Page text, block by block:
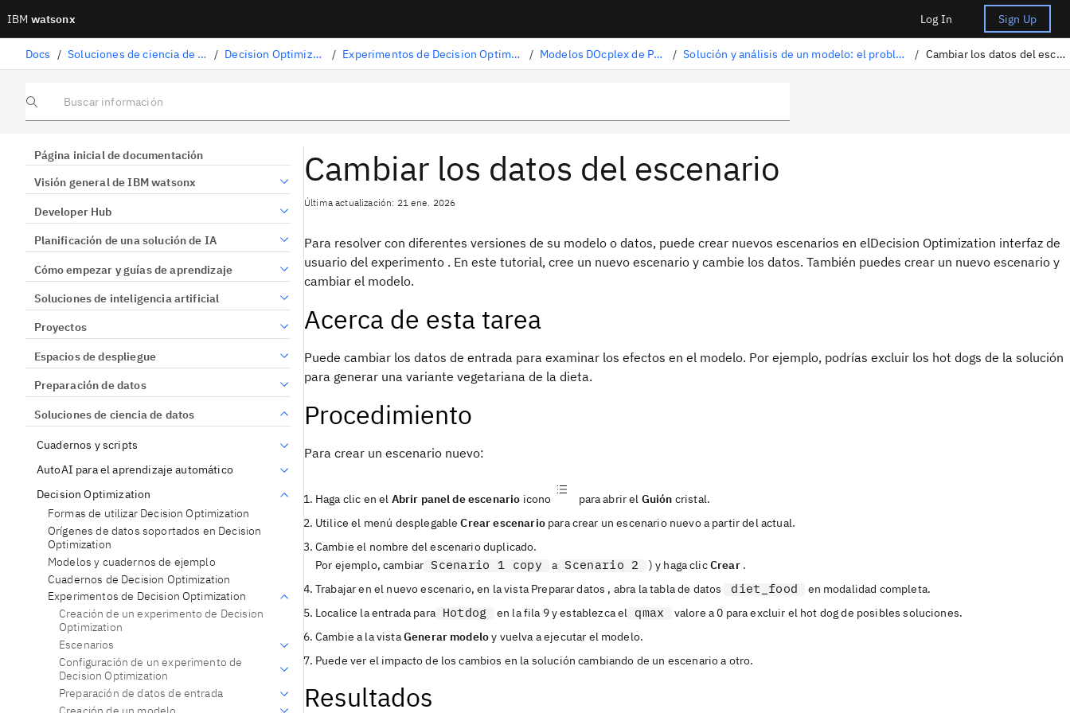
IBM watsonx Log In Sign Up
Docs / Soluciones de ciencia de datos / Decision Optimization / Experimentos de Decision Optimization / Modelos DOcplex de Python / Solución y análisis de un modelo: el problema de dieta / Cambiar los datos del escenario
Buscar información
Página inicial de documentación
Visión general de IBM watsonx
Developer Hub
Planificación de una solución de IA
Cómo empezar y guías de aprendizaje
Soluciones de inteligencia artificial
Proyectos
Espacios de despliegue
Preparación de datos
Soluciones de ciencia de datos
Cuadernos y scripts
AutoAI para el aprendizaje automático
Decision Optimization
Formas de utilizar Decision Optimization
Orígenes de datos soportados en Decision
Optimization
Modelos y cuadernos de ejemplo
Cuadernos de Decision Optimization
Experimentos de Decision Optimization
Creación de un experimento de Decision
Optimization
Escenarios
Configuración de un experimento de
Decision Optimization
Preparación de datos de entrada
Cambiar los datos del escenario
Última actualización: 21 ene. 2026
Para resolver con diferentes versiones de su modelo o datos, puede crear nuevos escenarios en elDecision Optimization interfaz de
usuario del experimento . En este tutorial, cree un nuevo escenario y cambie los datos. También puedes crear un nuevo escenario y
cambiar el modelo.
Acerca de esta tarea
Puede cambiar los datos de entrada para examinar los efectos en el modelo. Por ejemplo, podrías excluir los hot dogs de la solución
para generar una variante vegetariana de la dieta.
Procedimiento
Para crear un escenario nuevo:
Haga clic en el Abrir panel de escenario icono para abrir el Guión cristal.
Utilice el menú desplegableCrear escenariopara crear un escenario nuevo a partir del actual.
Cambie el nombre del escenario duplicado.
Por ejemplo, cambiar Scenario 1 copy a Scenario 2 ) y haga clicCrear.
Trabajar en el nuevo escenario, en la vista Preparar datos , abra la tabla de datos diet_food
en modalidad completa.
Localice la entrada para Hotdog en la fila 9 y establezca el qmax
valore a 0 para excluir el hot dog de posibles soluciones.
Cambie a la vistaGenerar modeloy vuelva a ejecutar el modelo.
Puede ver el impacto de los cambios en la solución cambiando de un escenario a otro.
Resultados